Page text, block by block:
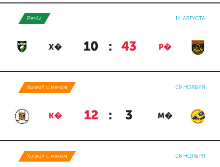
Регби 14 АВГУСТА
Х� 10 : 43 Р�
Хоккей с мячом 09 НОЯБРЯ
К� 12 : 3 М�
Хоккей с мячом 06 НОЯБРЯ